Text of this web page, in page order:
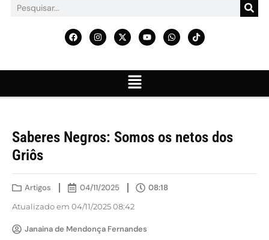
Saberes Negros: Somos os netos dos
Griôs
Artigos 04/11/2025 08:18
Atualizado em 04/11/2025 08:42
Janaina de Mendonça Fernandes